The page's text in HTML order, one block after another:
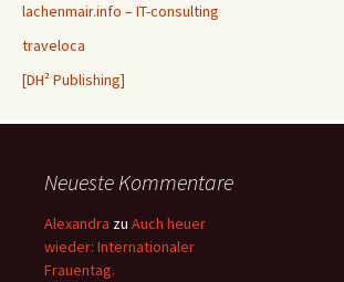
lachenmair.info – IT-consulting
traveloca
[DH² Publishing]
Neueste Kommentare
Alexandra zu Auch heuer
wieder: Internationaler
Frauentag.